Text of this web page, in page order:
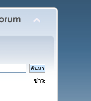
ข่าว: